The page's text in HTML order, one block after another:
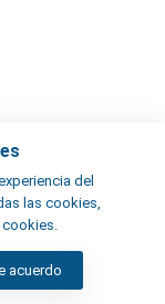
del
las cookies,
cookies.
acuerdo